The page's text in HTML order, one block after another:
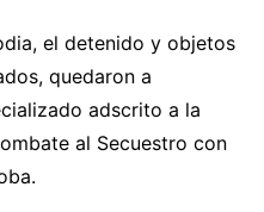
el detenido y objetos
quedaron a
adscrito a la
al Secuestro con